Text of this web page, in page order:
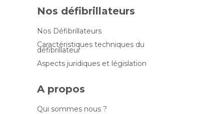
Nos défibrillateurs
Nos Défibrillateurs
Caractéristiques techniques du
défibrillateur
Aspects juridiques et législation
A propos
Qui sommes nous ?